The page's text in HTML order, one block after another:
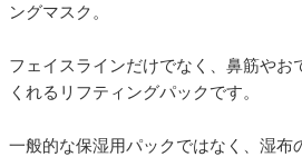
ングマスク。
フェイスラインだけでなく、鼻筋やお
くれるリフティングパックです。
一般的な保湿用パックではなく、湿布